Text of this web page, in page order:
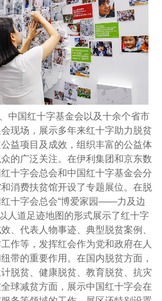
国红十字基金会以及十余个省市
现场，展示多年来红十字助力脱贫
益项目及成效，组织丰富的公益体
的广泛关注。在伊利集团和京东数
十字会总会和中国红十字基金会分
消费扶贫馆开设了专题展位。在脱
十字会总会“博爱家园——力及边
人道足迹地图的形式展示了红十字
、代表人物事迹、典型脱贫案例、
作等，发挥红会作为党和政府在人
带的重要作用。在国内脱贫方面，
脱贫、健康脱贫、教育脱贫、抗灾
球减贫方面，展示中国红十字会在